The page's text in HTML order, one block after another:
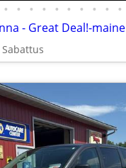
• • • • • • • • • •
- Great Deal!-maine
Sabattus